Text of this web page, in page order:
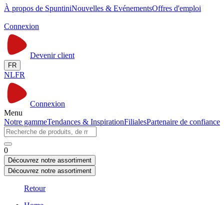
À propos de SpuntiniNouvelles & EvénementsOffres d'emploi
Connexion
Devenir client
FR
NLFR
Connexion
Menu
Notre gammeTendances & InspirationFilialesPartenaire de confiance
0
Découvrez notre assortiment
Découvrez notre assortiment
Retour